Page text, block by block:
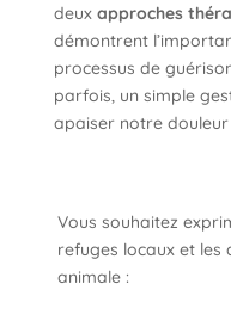
deux approches
démontrent
processus de
parfois, un simple
apaiser notre
Vous souhaitez
refuges locaux et les
animale :